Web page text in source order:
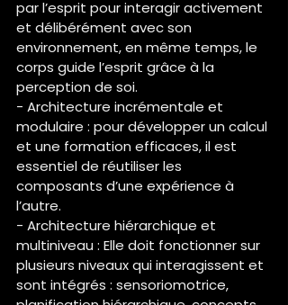
par l’esprit pour interagir activement
et délibérément avec son
environnement, en même temps, le
corps guide l’esprit grâce à la
perception de soi.
- Architecture incrémentale et
modulaire : pour développer un calcul
et une formation efficaces, il est
essentiel de réutiliser les
composants d’une expérience à
l’autre.
- Architecture hiérarchique et
multiniveau : Elle doit fonctionner sur
plusieurs niveaux qui interagissent et
sont intégrés : sensoriomotrice,